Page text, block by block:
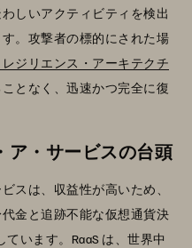
しいアクティビティを検出
。攻撃者の標的にされた場
ジリエンス・アーキテクチ
となく、迅速かつ完全に復
ア・サービスの台頭
スは、収益性が高いため、
金と追跡不能な仮想通貨決
います。RaaS は、世界中